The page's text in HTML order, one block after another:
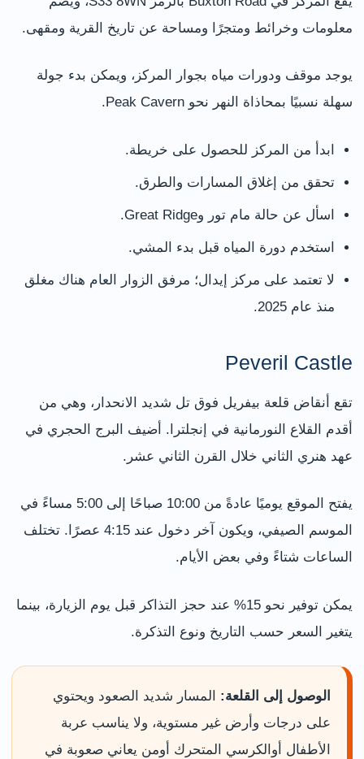
معلومات وخرائط ومتجرًا ومساحة عن تاريخ القرية ومقهى.
يوجد موقف ودورات مياه بجوار المركز، ويمكن بدء جولة
سهلة نسبيًا بمحاذاة النهر نحو Peak Cavern.
ابدأ من المركز للحصول على خريطة.
تحقق من إغلاق المسارات والطرق.
اسأل عن حالة مام تور وGreat Ridge.
استخدم دورة المياه قبل بدء المشي.
لا تعتمد على مركز إيدال؛ مرفق الزوار العام هناك مغلق
منذ عام 2025.
Peveril Castle
تقع أنقاض قلعة بيفريل فوق تل شديد الانحدار، وهي من
أقدم القلاع النورمانية في إنجلترا. أضيف البرج الحجري في
عهد هنري الثاني خلال القرن الثاني عشر.
يفتح الموقع يوميًا عادةً من 10:00 صباحًا إلى 5:00 مساءً في
الموسم الصيفي، ويكون آخر دخول عند 4:15 عصرًا. تختلف
الساعات شتاءً وفي بعض الأيام.
يمكن توفير نحو 15% عند حجز التذاكر قبل يوم الزيارة، بينما
يتغير السعر حسب التاريخ ونوع التذكرة.
الوصول إلى القلعة: المسار شديد الصعود ويحتوي
على درجات وأرض غير مستوية، ولا يناسب عربة
الأطفال أوالكرسي المتحرك أومن يعاني صعوبة في